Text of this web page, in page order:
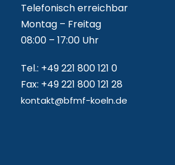
Telefonisch erreichbar
Montag – Freitag
08:00 – 17:00 Uhr
Tel.: +49 221 800 121 0
Fax: +49 221 800 121 28
kontakt@bfmf-koeln.de